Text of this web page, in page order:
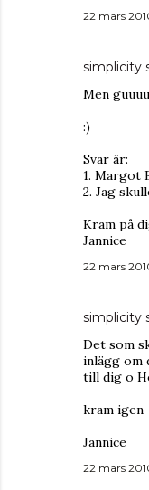
22 mars
simplicity
Men
:)
Svar är:
1. Margot
2. Jag
Kram på
Jannice
22 mars
simplicity
Det som
inlägg om
till dig o
kram igen
Jannice
22 mars